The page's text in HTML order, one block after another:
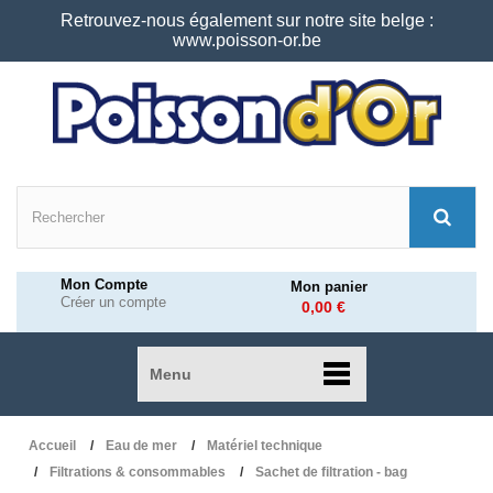
Retrouvez-nous également sur notre site belge :
www.poisson-or.be
Mon Compte
Créer un compte
Mon panier
0,00 €
Menu
Accueil Eau de mer
Matériel technique
Filtrations & consommables
Sachet de filtration - bag